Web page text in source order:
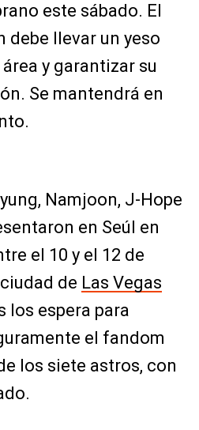
este sábado. El
debe llevar un yeso
y garantizar su
Se mantendrá en
Namjoon, J-Hope
en Seúl en
el 10 y el 12 de
de Las Vegas
los espera para
el fandom
los siete astros, con